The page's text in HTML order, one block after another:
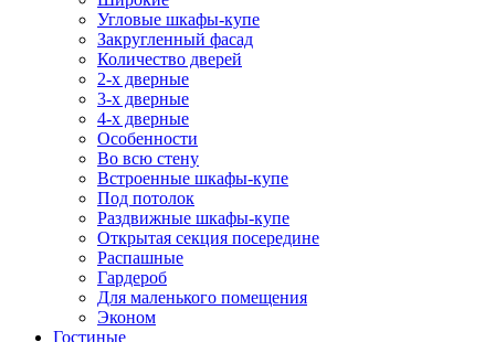
Угловые шкафы-купе
Закругленный фасад
Количество дверей
2-х дверные
3-х дверные
4-х дверные
Особенности
Во всю стену
Встроенные шкафы-купе
Под потолок
Раздвижные шкафы-купе
Открытая секция посередине
Распашные
Гардероб
Для маленького помещения
Эконом
Гостиные